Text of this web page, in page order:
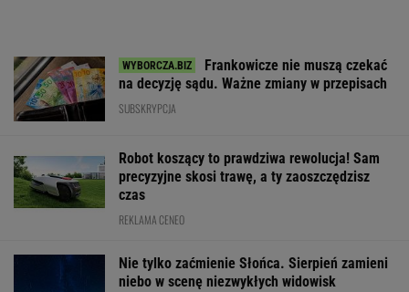
Frankowicze nie muszą czekać
na decyzję sądu. Ważne zmiany w przepisach
SUBSKRYPCJA
Robot koszący to prawdziwa rewolucja! Sam
precyzyjne skosi trawę, a ty zaoszczędzisz
czas
REKLAMA CENEO
Nie tylko zaćmienie Słońca. Sierpień zamieni
niebo w scenę niezwykłych widowisk